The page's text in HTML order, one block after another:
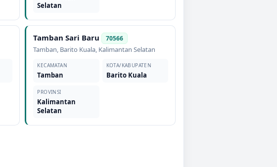
Selatan
Tamban Sari Baru 70566
Tamban, Barito Kuala, Kalimantan Selatan
KECAMATAN
Tamban
KOTA/KABUPATEN
Barito Kuala
PROVINSI
Kalimantan
Selatan